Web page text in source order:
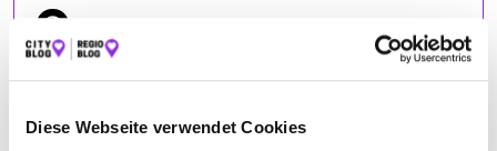
Diese Webseite verwendet Cookies
landschaftsbau.weblocator.de